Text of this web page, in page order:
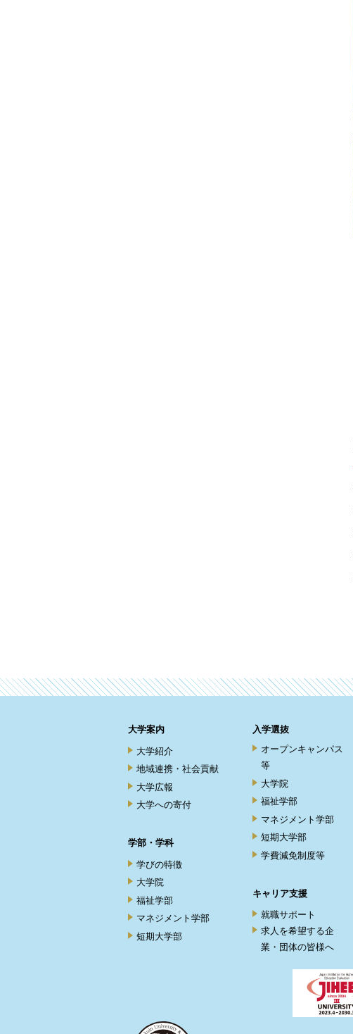
大学案内
大学紹介
地域連携・社会貢献
大学広報
大学への寄付
学部・学科
学びの特徴
大学院
福祉学部
マネジメント学部
短期大学部
入学選抜
オープンキャンパス
等
大学院
福祉学部
マネジメント学部
短期大学部
学費減免制度等
キャリア支援
就職サポート
求人を希望する企
業・団体の皆様へ